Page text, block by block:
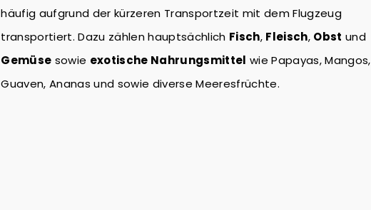
häufig aufgrund der kürzeren Transportzeit mit dem Flugzeug
transportiert. Dazu zählen hauptsächlich Fisch, Fleisch, Obst und
Gemüse sowie exotische Nahrungsmittel wie Papayas, Mangos,
Guaven, Ananas und sowie diverse Meeresfrüchte.